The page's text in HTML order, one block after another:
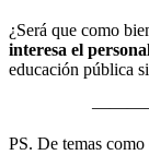
¿Será que como
interesa el
educación pública
PS. De temas como